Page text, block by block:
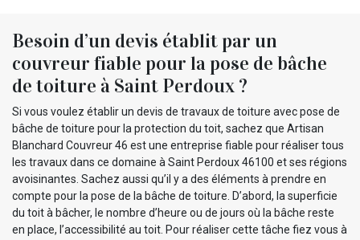
Besoin d’un devis établit par un
couvreur fiable pour la pose de bâche
de toiture à Saint Perdoux ?
Si vous voulez établir un devis de travaux de toiture avec pose de
bâche de toiture pour la protection du toit, sachez que Artisan
Blanchard Couvreur 46 est une entreprise fiable pour réaliser tous
les travaux dans ce domaine à Saint Perdoux 46100 et ses régions
avoisinantes. Sachez aussi qu’il y a des éléments à prendre en
compte pour la pose de la bâche de toiture. D’abord, la superficie
du toit à bâcher, le nombre d’heure ou de jours où la bâche reste
en place, l’accessibilité au toit. Pour réaliser cette tâche fiez vous à